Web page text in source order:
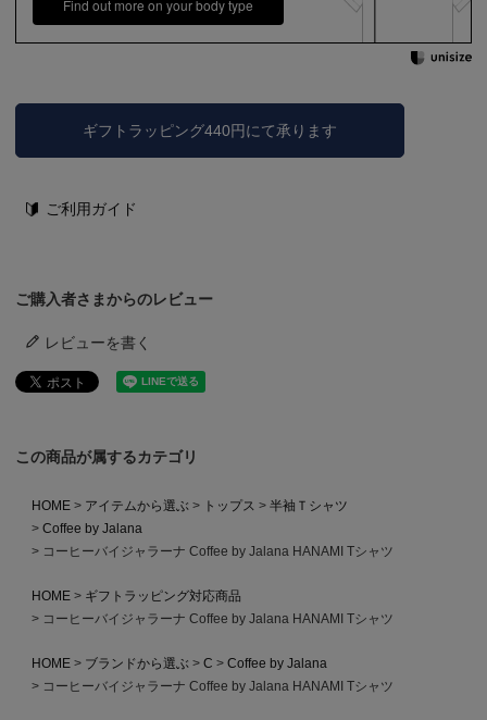
Find out more on your body type
ギフトラッピング440円にて承ります
ご利用ガイド
ご購入者さまからのレビュー
レビューを書く
この商品が属するカテゴリ
HOME アイテムから選ぶ トップス
半袖Ｔシャツ
Coffee by Jalana
コーヒーバイジャラーナ Coffee by Jalana HANAMI Tシャツ
HOME
ギフトラッピング対応商品
コーヒーバイジャラーナ Coffee by Jalana HANAMI Tシャツ
HOME ブランドから選ぶ C
Coffee by Jalana
コーヒーバイジャラーナ Coffee by Jalana HANAMI Tシャツ